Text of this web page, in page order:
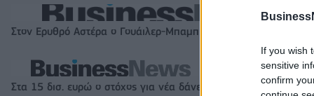
If you wish
sensitive
confirm
Στον Ερυθρό Αστέρα ο Γουάιλερ-Μπαμπ (pic)
Στα 15 δισ. ευρώ ο στόχος για νέα δάνεια
Όμιλος ΔΕΗ: